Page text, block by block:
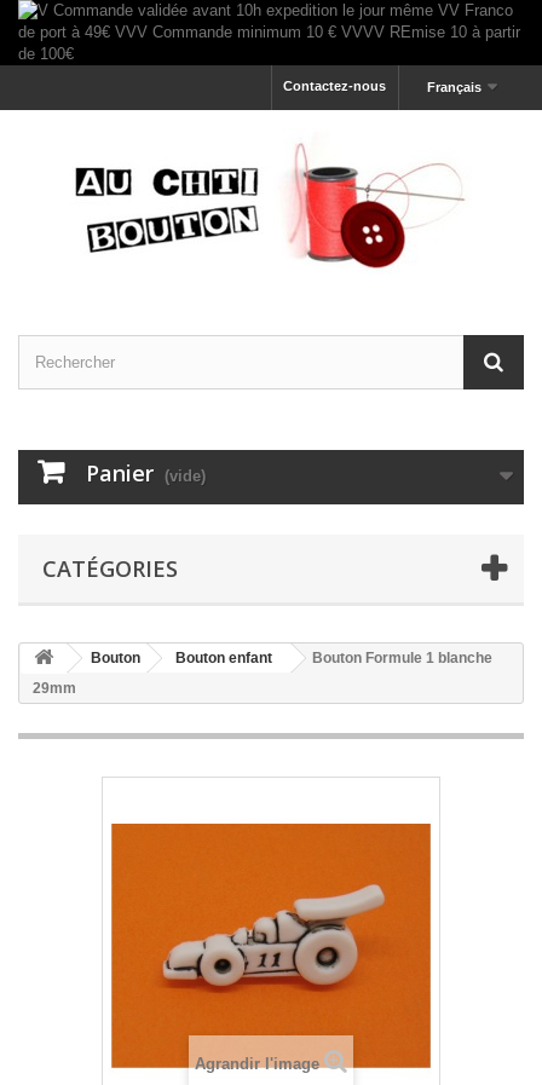
Français
Contactez-nous
Panier (vide)
CATÉGORIES
Bouton Bouton enfant
Bouton Formule 1 blanche
29mm
Agrandir l'image